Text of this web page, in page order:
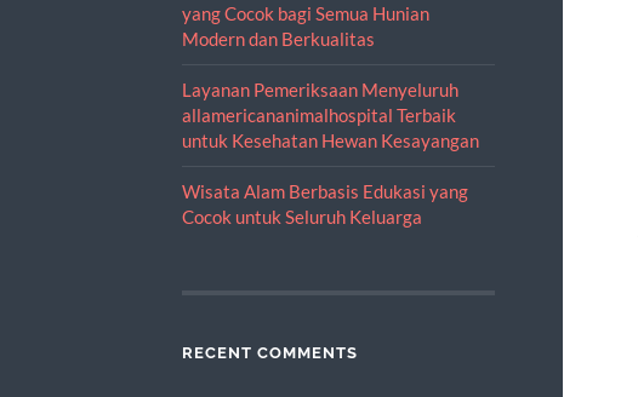
yang Cocok bagi Semua Hunian
Modern dan Berkualitas
Layanan Pemeriksaan Menyeluruh
allamericananimalhospital Terbaik
untuk Kesehatan Hewan Kesayangan
Wisata Alam Berbasis Edukasi yang
Cocok untuk Seluruh Keluarga
RECENT COMMENTS